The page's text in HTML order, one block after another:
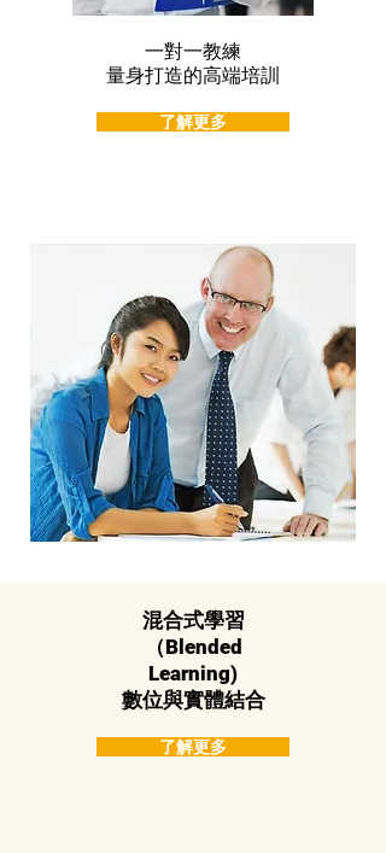
一對一教練
量身打造的高端培訓
了解更多
混合式學習
（Blended
Learning)
數位與實體結合
了解更多